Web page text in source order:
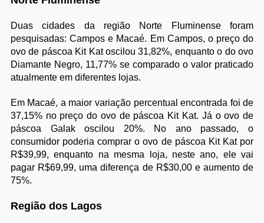
Duas cidades da região Norte Fluminense foram
pesquisadas: Campos e Macaé. Em Campos, o preço do
ovo de páscoa Kit Kat oscilou 31,82%, enquanto o do ovo
Diamante Negro, 11,77% se comparado o valor praticado
atualmente em diferentes lojas.
Em Macaé, a maior variação percentual encontrada foi de
37,15% no preço do ovo de páscoa Kit Kat. Já o ovo de
páscoa Galak oscilou 20%. No ano passado, o
consumidor poderia comprar o ovo de páscoa Kit Kat por
R$39,99, enquanto na mesma loja, neste ano, ele vai
pagar R$69,99, uma diferença de R$30,00 e aumento de
75%.
Região dos Lagos